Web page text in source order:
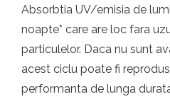
Absorbtia UV/emisia de
noapte* care are loc fara
particulelor. Daca nu sunt
acest ciclu poate fi
performanta de lunga